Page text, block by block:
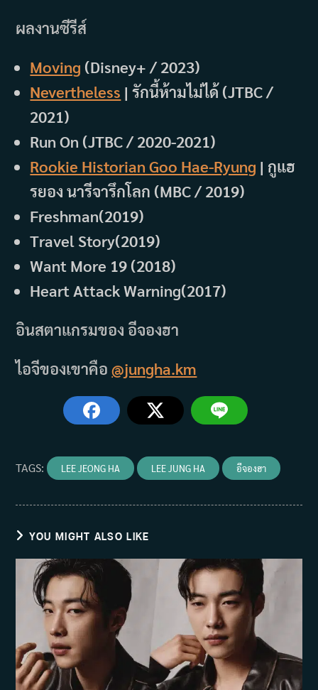
ผลงานซีรีส์
Moving (Disney+ / 2023)
Nevertheless | รักนี้ห้ามไม่ได้ (JTBC /
2021)
Run On (JTBC / 2020-2021)
Rookie Historian Goo Hae-Ryung | กูแฮ
รยอง นารีจารึกโลก (MBC / 2019)
Freshman(2019)
Travel Story(2019)
Want More 19 (2018)
Heart Attack Warning(2017)
อินสตาแกรมของ อีจองฮา
ไอจีของเขาคือ@jungha.km
TAGS: LEE JEONG HA LEE JUNG HA อีจองฮา
YOU MIGHT ALSO LIKE